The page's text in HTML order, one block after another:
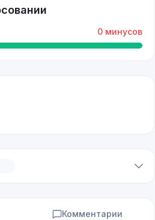
0 минусов
Комментарии